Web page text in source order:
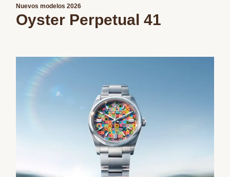
Nuevos modelos 2026
Oyster Perpetual 41